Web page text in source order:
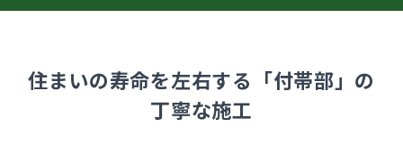
住まいの寿命を左右する「付帯部」の
丁寧な施工